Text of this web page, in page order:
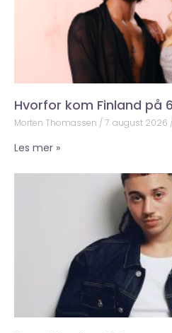
Hvorfor kom Finland på
Morten Thomassen 7. august 2026
Les mer »